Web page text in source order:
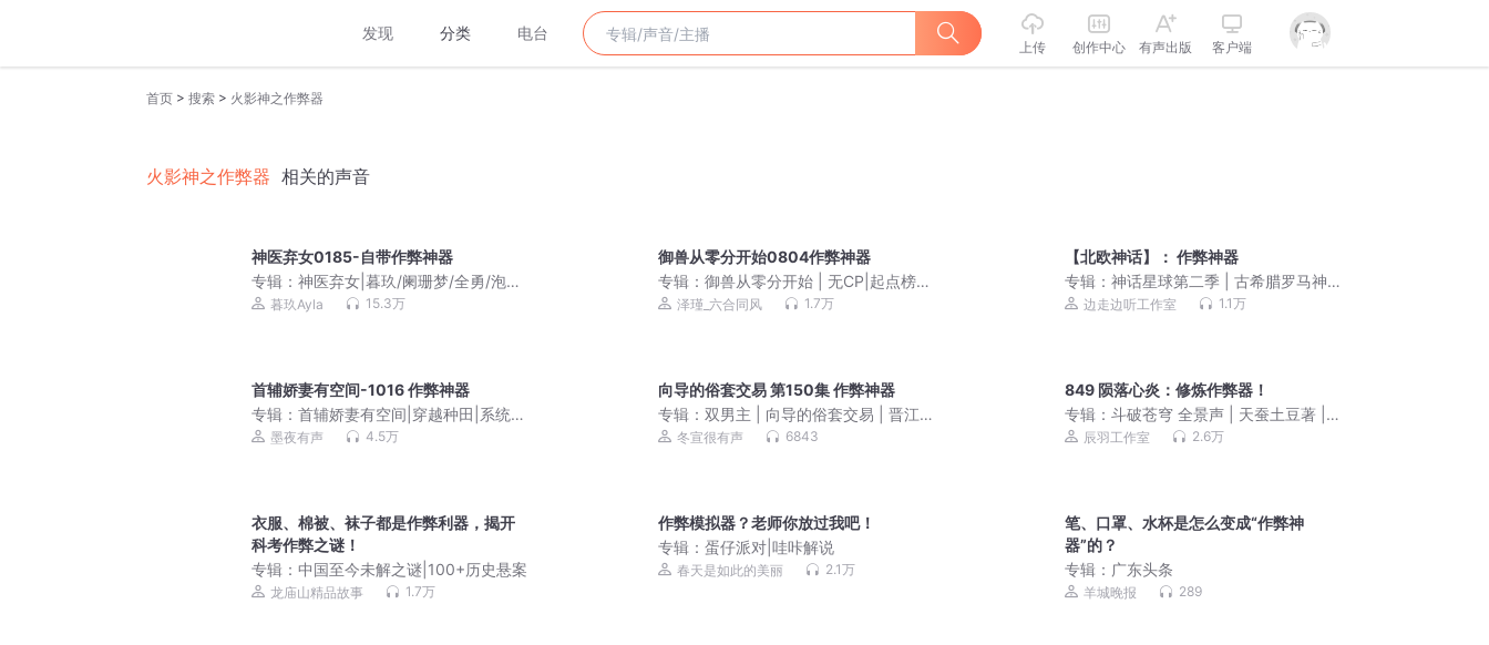
发现 分类 电台
上传 创作中心 有声出版 客户端
首页 > 搜索 > 火影神之作弊器
火影神之作弊器 相关的声音
神医弃女0185-自带作弊神器
专辑： 神医弃女|暮玖/阑珊梦/全勇/泡芙
先生（废柴重生多人剧）
暮玖Ayla 15.3万
御兽从零分开始0804作弊神器
专辑：御兽从零分开始 | 无CP|起点榜一
神作 | 爆笑|御兽|精品多人有声剧
泽瑾_六合同风 1.7万
【北欧神话】： 作弊神器
专辑：神话星球第二季 | 古希腊罗马神
话故事 世界未解之谜
边走边听工作室 1.1万
首辅娇妻有空间-1016 作弊神器
专辑： 首辅娇妻有空间|穿越种田|系统古
医|墨夜＆妙儿姐|有声剧|帮反派养崽崽
墨夜有声 4.5万
向导的俗套交易 第150集 作弊神器
专辑：双男主 | 向导的俗套交易 | 晋江大
神作品 | 冬宣VS江三二 | 多人有声剧
冬宣很有声 6843
849 陨落心炎：修炼作弊器！
专辑：斗破苍穹 全景声 | 天蚕土豆著 |
辰羽工作室演播 | 经典玄幻小说
辰羽工作室 2.6万
衣服、棉被、袜子都是作弊利器，揭开
科考作弊之谜！
专辑： 中国至今未解之谜|100+历史悬案
龙庙山精品故事 1.7万
作弊模拟器？老师你放过我吧！
专辑：蛋仔派对|哇咔解说
春天是如此的美丽 2.1万
笔、口罩、水杯是怎么变成“作弊神
器”的？
专辑： 广东头条
羊城晚报 289